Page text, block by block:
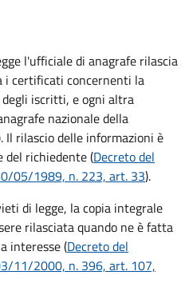
l'ufficiale di anagrafe rilascia
i certificati concernenti la
iscritti, e ogni altra
nazionale della
Il rilascio delle informazioni è
del richiedente (Decreto del
05/1989, n. 223, art. 33).
di legge, la copia integrale
rilasciata quando ne è fatta
interesse (Decreto del
11/2000, n. 396, art. 107,